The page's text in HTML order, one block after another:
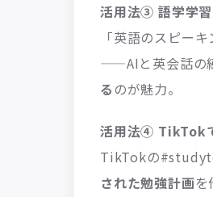
活用法③ 語学学習
「英語のスピー
——AIと英会話の
る のが魅力。
活用法④ TikTok
TikTokの
された勉強計画